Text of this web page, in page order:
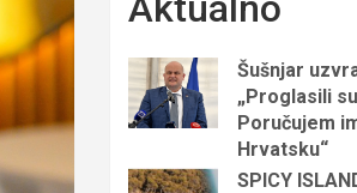
Šušnjar
„Proglasili
Poručujem
Hrvatsku“
SPICY